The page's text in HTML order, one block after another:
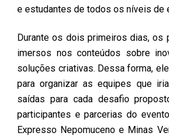
e estudantes de todos os níveis de
Durante os dois primeiros dias, os
imersos nos conteúdos sobre
soluções criativas. Dessa forma,
para organizar as equipes que
saídas para cada desafio
participantes e parcerias do
Expresso Nepomuceno e Minas